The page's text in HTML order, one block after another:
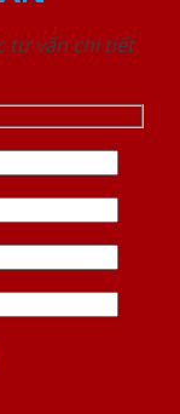
tư vấn chi tiết